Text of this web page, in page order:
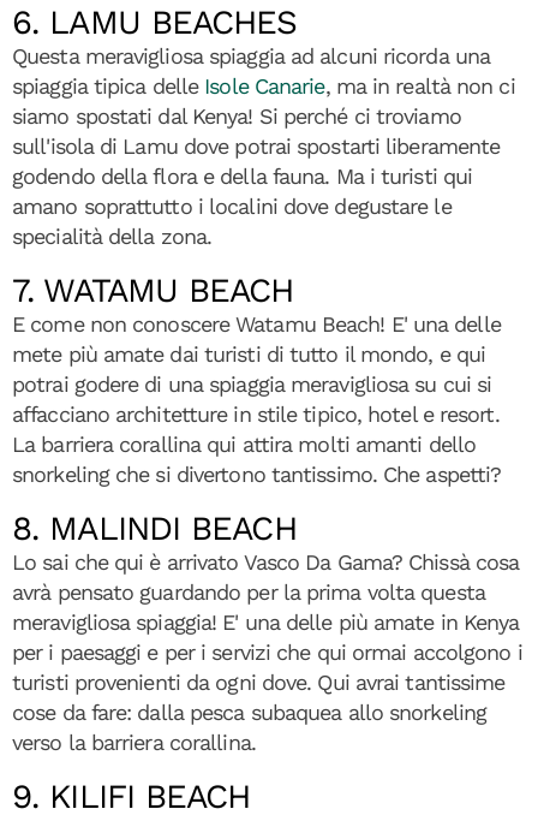
6. LAMU BEACHES
Questa meravigliosa spiaggia ad alcuni ricorda una
spiaggia tipica delle Isole Canarie, ma in realtà non ci
siamo spostati dal Kenya! Si perché ci troviamo
sull'isola di Lamu dove potrai spostarti liberamente
godendo della flora e della fauna. Ma i turisti qui
amano soprattutto i localini dove degustare le
specialità della zona.
7. WATAMU BEACH
E come non conoscere Watamu Beach! E' una delle
mete più amate dai turisti di tutto il mondo, e qui
potrai godere di una spiaggia meravigliosa su cui si
affacciano architetture in stile tipico, hotel e resort.
La barriera corallina qui attira molti amanti dello
snorkeling che si divertono tantissimo. Che aspetti?
8. MALINDI BEACH
Lo sai che qui è arrivato Vasco Da Gama? Chissà cosa
avrà pensato guardando per la prima volta questa
meravigliosa spiaggia! E' una delle più amate in Kenya
per i paesaggi e per i servizi che qui ormai accolgono i
turisti provenienti da ogni dove. Qui avrai tantissime
cose da fare: dalla pesca subaquea allo snorkeling
verso la barriera corallina.
9. KILIFI BEACH